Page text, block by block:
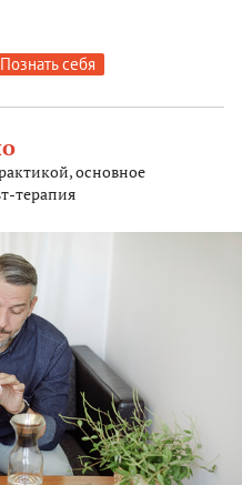
Познать себя
основное
терапия